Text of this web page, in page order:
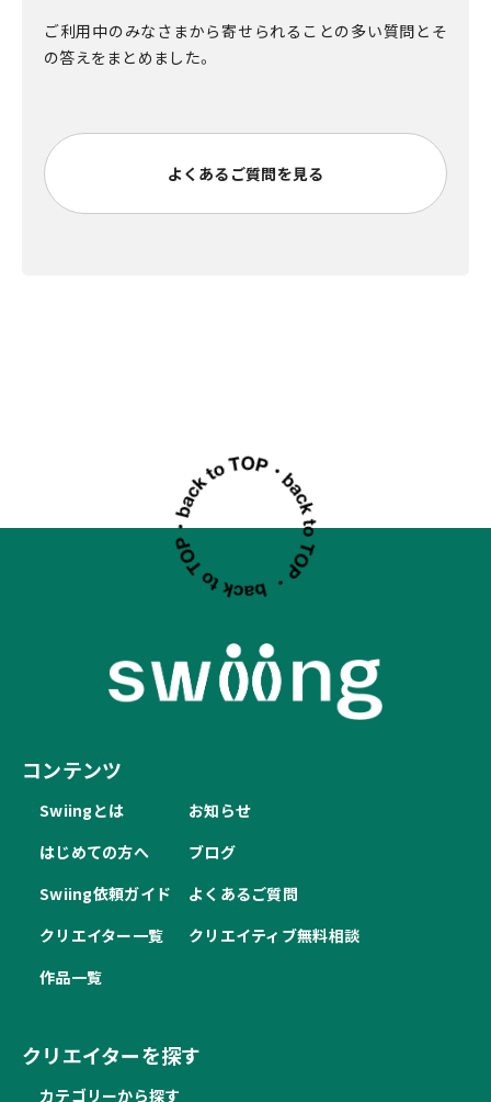
ご利用中のみなさまから寄せられることの多い質問とそ
の答えをまとめました。
よくあるご質問を見る
コンテンツ
Swiingとは
はじめての方へ
Swiing依頼ガイド
クリエイター一覧
作品一覧
お知らせ
ブログ
よくあるご質問
クリエイティブ無料相談
クリエイターを探す
カテゴリーから探す